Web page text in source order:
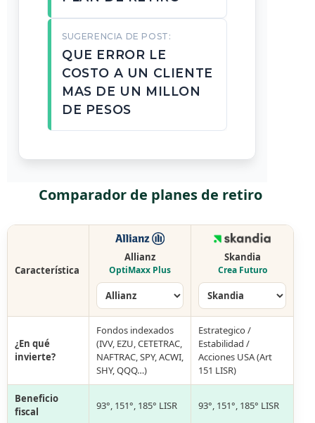
SUGERENCIA DE POST:
QUE ERROR LE
COSTO A UN CLIENTE
MAS DE UN MILLON
DE PESOS
Comparador de planes de retiro
Característica
Allianz
OptiMaxx Plus
Skandia
Crea Futuro
¿En qué
invierte?
Fondos indexados
(IVV, EZU, CETETRAC,
NAFTRAC, SPY, ACWI,
SHY, QQQ…)
Estrategico /
Estabilidad /
Acciones USA (Art
151 LISR)
Beneficio
fiscal
93°, 151°, 185° LISR 93°, 151°, 185° LISR